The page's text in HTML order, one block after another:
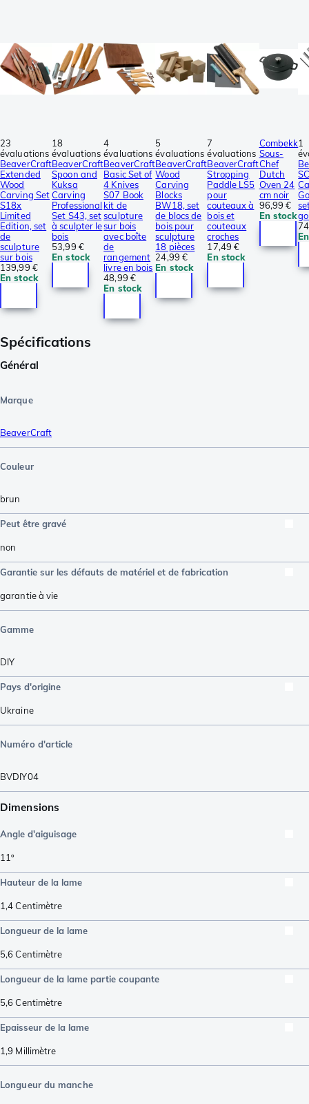
23
évaluations
BeaverCraft
Extended
Wood
Carving Set
S18x
Limited
Edition, set
de
sculpture
sur bois
139,99 €
En stock
18
évaluations
BeaverCraft
Spoon and
Kuksa
Carving
Professional
Set S43, set
à sculpter le
bois
53,99 €
En stock
4
évaluations
BeaverCraft
Basic Set of
4 Knives
S07 Book
kit de
sculpture
sur bois
avec boîte
de
rangement
livre en bois
48,99 €
En stock
5
évaluations
BeaverCraft
Wood
Carving
Blocks
BW18, set
de blocs de
bois pour
sculpture
18 pièces
24,99 €
En stock
7
évaluations
BeaverCraft
Stropping
Paddle LS5
pour
couteaux à
bois et
couteaux
croches
17,49 €
En stock
Combekk
Sous-
Chef
Dutch
Oven 24
cm noir
96,99 €
En stock
1
Spécifications
Général
Marque
BeaverCraft
Couleur
brun
Peut être gravé
non
Garantie sur les défauts de matériel et de fabrication
garantie à vie
Gamme
DIY
Pays d'origine
Ukraine
Numéro d'article
BVDIY04
Dimensions
Angle d'aiguisage
11º
Hauteur de la lame
1,4Centimètre
Longueur de la lame
5,6Centimètre
Longueur de la lame partie coupante
5,6Centimètre
Epaisseur de la lame
1,9 Millimètre
Longueur du manche